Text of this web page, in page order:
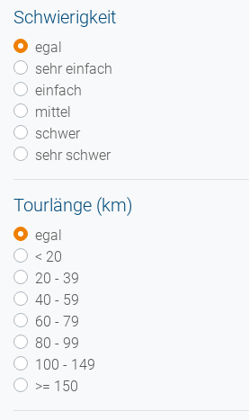
Schwierigkeit
egal
sehr einfach
einfach
mittel
schwer
sehr schwer
Tourlänge (km)
egal
< 20
20 - 39
40 - 59
60 - 79
80 - 99
100 - 149
>= 150